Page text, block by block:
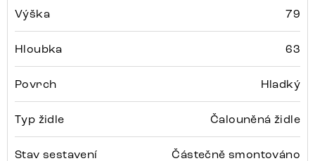
Výška 79
Hloubka 63
Povrch Hladký
Typ židle Čalouněná židle
Stav sestavení Částečně smontováno